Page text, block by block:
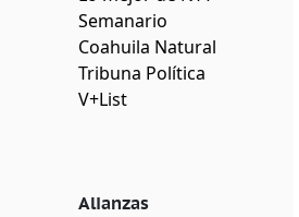
Semanario
Coahuila Natural
Tribuna Política
V+List
Alianzas